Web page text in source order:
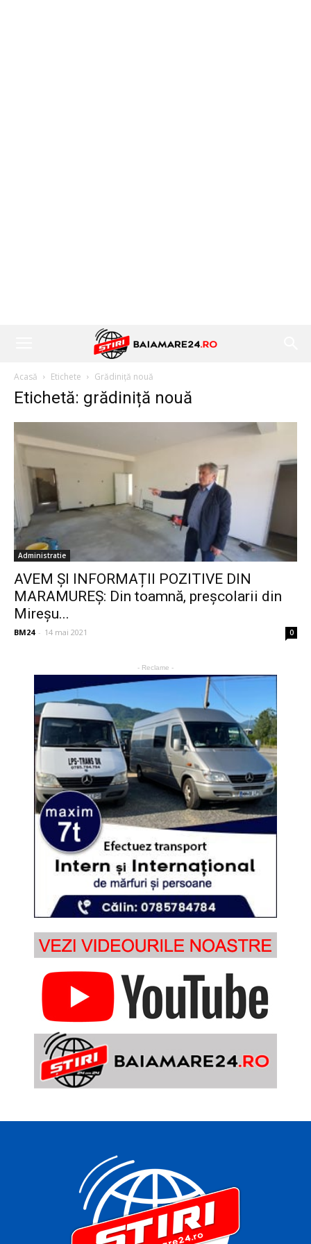
Acasă Etichete Grădiniță nouă
Etichetă: grădiniță nouă
Administratie
AVEM ȘI INFORMAȚII POZITIVE DIN
MARAMUREȘ: Din toamnă, preșcolarii din
Mireșu...
BM24 - 14 mai 2021 0
- Reclame -